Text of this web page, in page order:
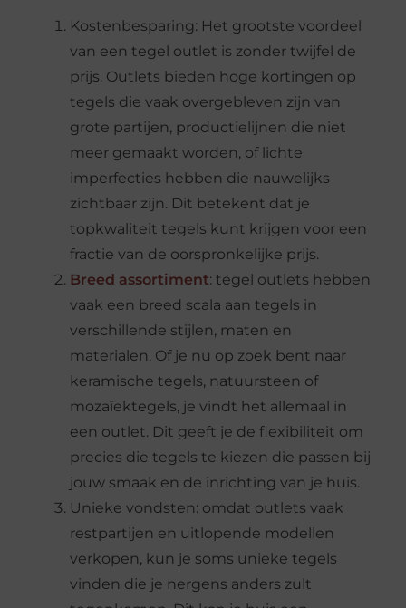
Kostenbesparing: Het grootste voordeel
van een tegel outlet is zonder twijfel de
prijs. Outlets bieden hoge kortingen op
tegels die vaak overgebleven zijn van
grote partijen, productielijnen die niet
meer gemaakt worden, of lichte
imperfecties hebben die nauwelijks
zichtbaar zijn. Dit betekent dat je
topkwaliteit tegels kunt krijgen voor een
fractie van de oorspronkelijke prijs.
Breed assortiment: tegel outlets hebben
vaak een breed scala aan tegels in
verschillende stijlen, maten en
materialen. Of je nu op zoek bent naar
keramische tegels, natuursteen of
mozaïektegels, je vindt het allemaal in
een outlet. Dit geeft je de flexibiliteit om
precies die tegels te kiezen die passen bij
jouw smaak en de inrichting van je huis.
Unieke vondsten: omdat outlets vaak
restpartijen en uitlopende modellen
verkopen, kun je soms unieke tegels
vinden die je nergens anders zult